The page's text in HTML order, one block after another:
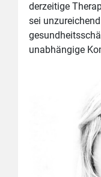
derzeitige
sei
unabhängige